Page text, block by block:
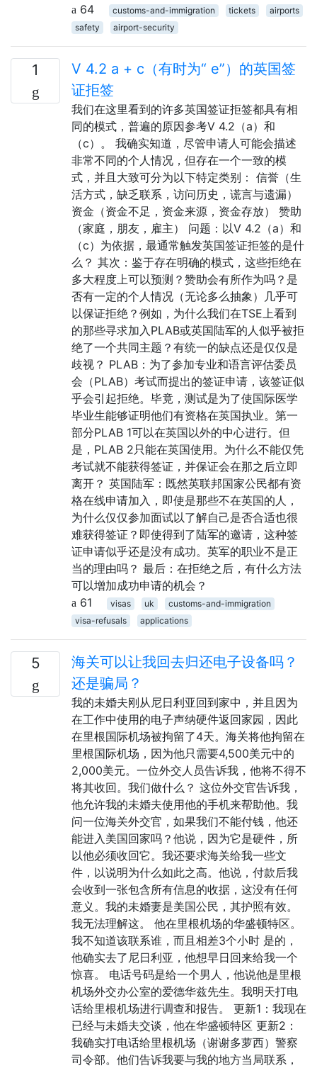
64
customs-and-immigration tickets
airports
safety
airport-security
1
V 4.2 a + c（有时为“ e”）的英国签
证拒签
我们在这里看到的许多英国签证拒签都具有相
同的模式，普遍的原因参考V 4.2（a）和
（c）。 我确实知道，尽管申请人可能会描述
非常不同的个人情况，但存在一个一致的模
式，并且大致可分为以下特定类别： 信誉（生
活方式，缺乏联系，访问历史，谎言与遗漏）
资金（资金不足，资金来源，资金存放） 赞助
（家庭，朋友，雇主） 问题：以V 4.2（a）和
（c）为依据，最通常触发英国签证拒签的是什
么？ 其次：鉴于存在明确的模式，这些拒绝在
多大程度上可以预测？赞助会有所作为吗？是
否有一定的个人情况（无论多么抽象）几乎可
以保证拒绝？例如，为什么我们在TSE上看到
的那些寻求加入PLAB或英国陆军的人似乎被拒
绝了一个共同主题？有统一的缺点还是仅仅是
歧视？ PLAB：为了参加专业和语言评估委员
会（PLAB）考试而提出的签证申请，该签证似
乎会引起拒绝。毕竟，测试是为了使国际医学
毕业生能够证明他们有资格在英国执业。第一
部分PLAB 1可以在英国以外的中心进行。但
是，PLAB 2只能在英国使用。为什么不能仅凭
考试就不能获得签证，并保证会在那之后立即
离开？ 英国陆军：既然英联邦国家公民都有资
格在线申请加入，即使是那些不在英国的人，
为什么仅仅参加面试以了解自己是否合适也很
难获得签证？即使得到了陆军的邀请，这种签
证申请似乎还是没有成功。英军的职业不是正
当的理由吗？ 最后：在拒绝之后，有什么方法
可以增加成功申请的机会？
61
visas uk
customs-and-immigration
visa-refusals
applications
5
海关可以让我回去归还电子设备吗？
还是骗局？
我的未婚夫刚从尼日利亚回到家中，并且因为
在工作中使用的电子声纳硬件返回家园，因此
在里根国际机场被拘留了4天。海关将他拘留在
里根国际机场，因为他只需要4,500美元中的
2,000美元。一位外交人员告诉我，他将不得不
将其收回。我们做什么？ 这位外交官告诉我，
他允许我的未婚夫使用他的手机来帮助他。我
问一位海关外交官，如果我们不能付钱，他还
能进入美国回家吗？他说，因为它是硬件，所
以他必须收回它。我还要求海关给我一些文
件，以说明为什么如此之高。他说，付款后我
会收到一张包含所有信息的收据，这没有任何
意义。我的未婚妻是美国公民，其护照有效。
我无法理解这。 他在里根机场的华盛顿特区。
我不知道该联系谁，而且相差3个小时 是的，
他确实去了尼日利亚，他想早日回来给我一个
惊喜。 电话号码是给一个男人，他说他是里根
机场外交办公室的爱德华兹先生。我明天打电
话给里根机场进行调查和报告。 更新1：我现在
已经与未婚夫交谈，他在华盛顿特区 更新2：
我确实打电话给里根机场（谢谢多萝西）警察
司令部。他们告诉我要与我的地方当局联系，